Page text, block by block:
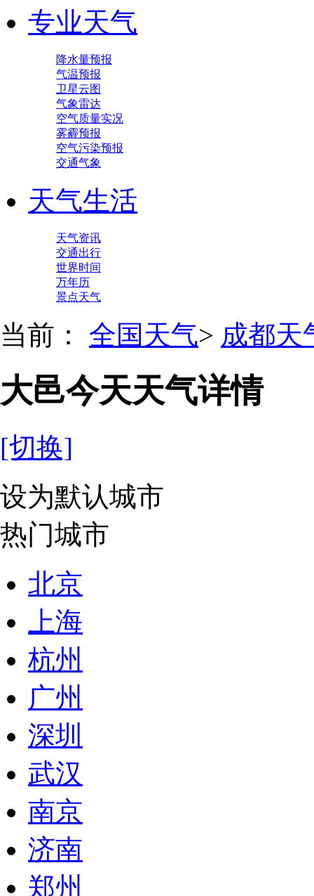
专业天气
降水量预报
气温预报
卫星云图
气象雷达
空气质量实况
雾霾预报
空气污染预报
交通气象
天气生活
天气资讯
交通出行
世界时间
万年历
景点天气
当前： 全国天气> 成都天
大邑今天天气详情
[切换]
设为默认城市
热门城市
北京
上海
杭州
广州
深圳
武汉
南京
济南
郑州